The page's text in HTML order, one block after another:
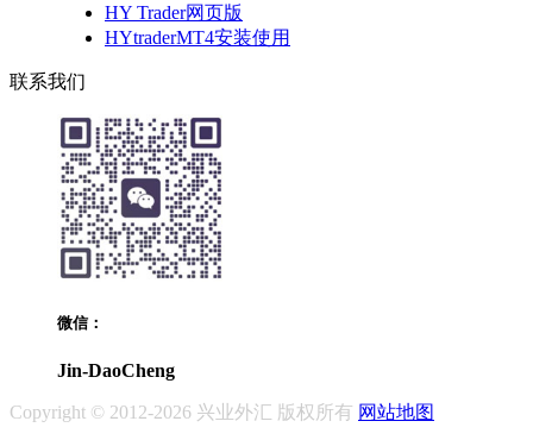
HY Trader网页版
HYtraderMT4安装使用
联系我们
微信：
Jin-DaoCheng
Copyright © 2012-2026 兴业外汇 版权所有 网站地图